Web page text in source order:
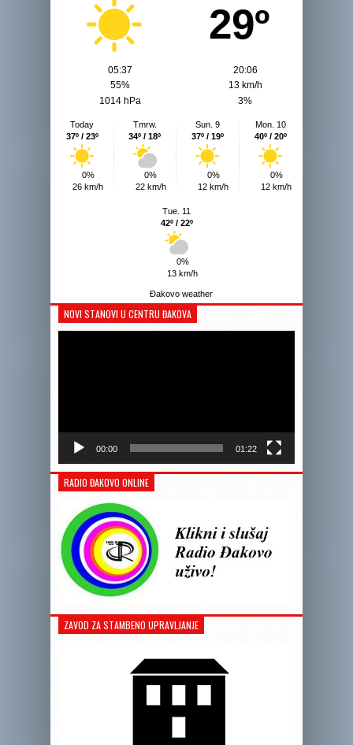
29º
05:37
20:06
55%
13 km/h
1014 hPa
3%
Today
37º / 23º
0%
26 km/h
Tmrw.
34º / 18º
0%
22 km/h
Sun. 9
37º / 19º
0%
12 km/h
Mon. 10
40º / 20º
0%
12 km/h
Tue. 11
42º / 22º
0%
13 km/h
Đakovo weather
NOVI STANOVI U CENTRU ĐAKOVA
00:00 01:22
RADIO ĐAKOVO ONLINE
ZAVOD ZA STAMBENO UPRAVLJANJE